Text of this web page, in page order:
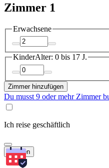
Zimmer 1
Erwachsene
KinderAlter: 0 bis 17 J.
Zimmer hinzufügen
Du musst 9 oder mehr Zimmer
Ich reise geschäftlich
Suchen